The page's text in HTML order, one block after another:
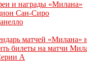
и награды «Милана»
Сан-Сиро
матчей «Милана»
билеты на матчи
А